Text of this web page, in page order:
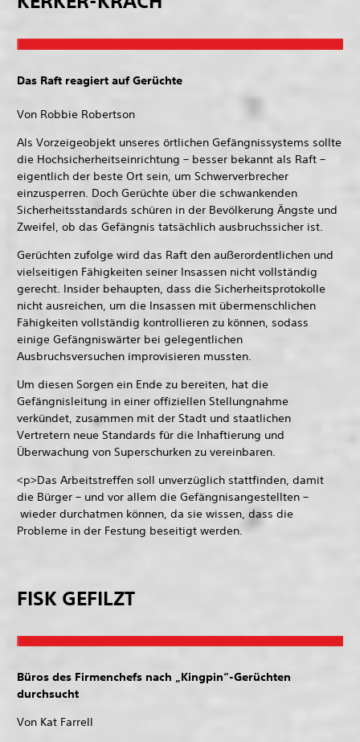
Das Raft reagiert auf Gerüchte
Von Robbie Robertson
Als Vorzeigeobjekt unseres örtlichen Gefängnissystems sollte
die Hochsicherheitseinrichtung – besser bekannt als Raft –
eigentlich der beste Ort sein, um Schwerverbrecher
einzusperren. Doch Gerüchte über die schwankenden
Sicherheitsstandards schüren in der Bevölkerung Ängste und
Zweifel, ob das Gefängnis tatsächlich ausbruchssicher ist.
Gerüchten zufolge wird das Raft den außerordentlichen und
vielseitigen Fähigkeiten seiner Insassen nicht vollständig
gerecht. Insider behaupten, dass die Sicherheitsprotokolle
nicht ausreichen, um die Insassen mit übermenschlichen
Fähigkeiten vollständig kontrollieren zu können, sodass
einige Gefängniswärter bei gelegentlichen
Ausbruchsversuchen improvisieren mussten.
Um diesen Sorgen ein Ende zu bereiten, hat die
Gefängnisleitung in einer offiziellen Stellungnahme
verkündet, zusammen mit der Stadt und staatlichen
Vertretern neue Standards für die Inhaftierung und
Überwachung von Superschurken zu vereinbaren.
<p>Das Arbeitstreffen soll unverzüglich stattfinden, damit
die Bürger – und vor allem die Gefängnisangestellten –
wieder durchatmen können, da sie wissen, dass die
Probleme in der Festung beseitigt werden.
FISK GEFILZT
Büros des Firmenchefs nach „Kingpin“-Gerüchten
durchsucht
Von Kat Farrell